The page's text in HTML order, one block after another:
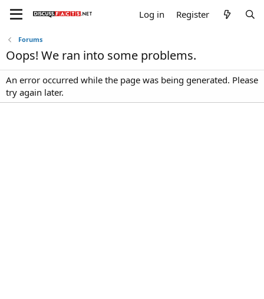
Log in Register
Forums
Oops! We ran into some problems.
An error occurred while the page was being generated. Please
try again later.